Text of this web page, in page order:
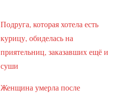
Подруга, которая хотела есть
курицу, обиделась на
приятельниц, заказавших ещё и
суши
Женщина умерла после